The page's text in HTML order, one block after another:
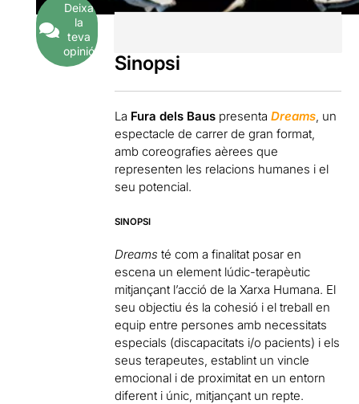
Deixa
la
teva
opinió
Sinopsi
La Fura dels Baus presentaDreams, un
espectacle de carrer de gran format,
amb coreografies aèrees que
representen les relacions humanes i el
seu potencial.
SINOPSI
Dreams té com a finalitat posar en
escena un element lúdic-terapèutic
mitjançant l’acció de la Xarxa Humana. El
seu objectiu és la cohesió i el treball en
equip entre persones amb necessitats
especials (discapacitats i/o pacients) i els
seus terapeutes, establint un vincle
emocional i de proximitat en un entorn
diferent i únic, mitjançant un repte.